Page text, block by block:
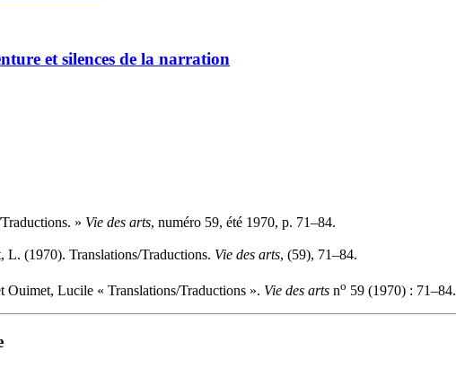
et silences de la narration
» Vie des arts, numéro 59, été 1970, p. 71–84.
(1970). Translations/Traductions. Vie des arts, (59), 71–84.
Ouimet, Lucile « Translations/Traductions ». Vie des arts no 59 (1970) : 71–84.